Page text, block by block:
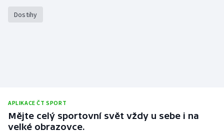
Dostihy
APLIKACE ČT SPORT
Mějte celý sportovní svět vždy u sebe i na
velké obrazovce.